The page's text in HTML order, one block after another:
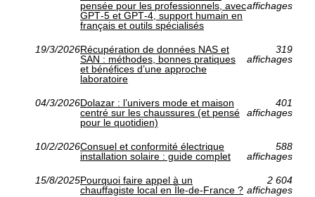
pensée pour les professionnels, avec
GPT‑5 et GPT‑4, support humain en
français et outils spécialisés
affichages
19/3/2026Récupération de données NAS et
SAN : méthodes, bonnes pratiques
et bénéfices d’une approche
laboratoire
319
affichages
04/3/2026Dolazar : l’univers mode et maison
centré sur les chaussures (et pensé
pour le quotidien)
401
affichages
10/2/2026Consuel et conformité électrique
installation solaire : guide complet
588
affichages
15/8/2025Pourquoi faire appel à un
chauffagiste local en Île-de-France ?
2 604
affichages